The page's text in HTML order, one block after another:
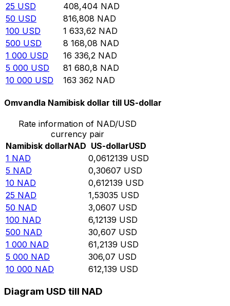
25 USD 408,404 NAD
50 USD 816,808 NAD
100 USD 1 633,62 NAD
500 USD 8 168,08 NAD
1 000 USD 16 336,2 NAD
5 000 USD 81 680,8 NAD
10 000 USD 163 362 NAD
Omvandla Namibisk dollar till US-dollar
Rate information of NAD/USD
currency pair
Namibisk dollarNAD US-dollarUSD
1 NAD 0,0612139 USD
5 NAD 0,30607 USD
10 NAD 0,612139 USD
25 NAD 1,53035 USD
50 NAD 3,0607 USD
100 NAD 6,12139 USD
500 NAD 30,607 USD
1 000 NAD 61,2139 USD
5 000 NAD 306,07 USD
10 000 NAD 612,139 USD
Diagram USD till NAD